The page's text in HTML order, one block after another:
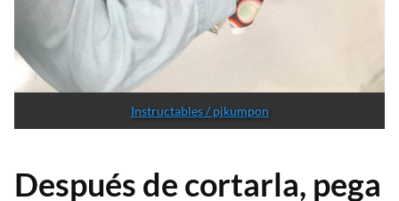
Instructables / pjkumpon
Después de cortarla, pega